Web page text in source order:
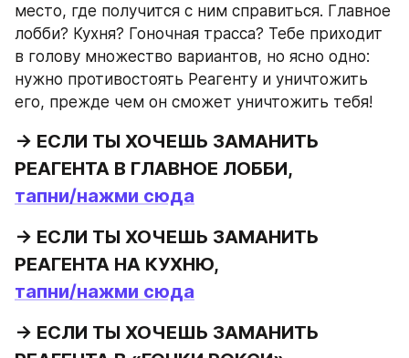
место, где получится с ним справиться. Главное
лобби? Кухня? Гоночная трасса? Тебе приходит
в голову множество вариантов, но ясно одно:
нужно противостоять Реагенту и уничтожить
его, прежде чем он сможет уничтожить тебя!
→ ЕСЛИ ТЫ ХОЧЕШЬ ЗАМАНИТЬ
тапни/нажми сюда
→ ЕСЛИ ТЫ ХОЧЕШЬ ЗАМАНИТЬ
тапни/нажми сюда
→ ЕСЛИ ТЫ ХОЧЕШЬ ЗАМАНИТЬ